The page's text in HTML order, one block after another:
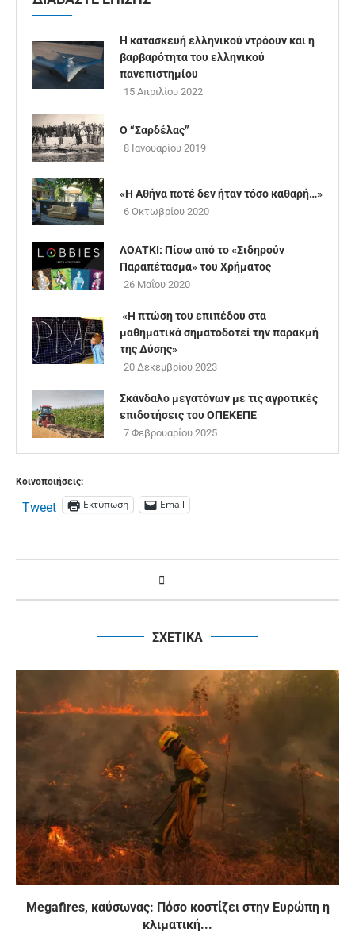
Η κατασκευή ελληνικού ντρόουν και η
βαρβαρότητα του ελληνικού
πανεπιστημίου
15 Απριλίου 2022
Ο “Σαρδέλας”
8 Ιανουαρίου 2019
«Η Αθήνα ποτέ δεν ήταν τόσο καθαρή…»
6 Οκτωβρίου 2020
ΛΟΑΤΚΙ: Πίσω από το «Σιδηρούν
Παραπέτασμα» του Χρήματος
26 Μαΐου 2020
«Η πτώση του επιπέδου στα
μαθηματικά σηματοδοτεί την παρακμή
της Δύσης»
20 Δεκεμβρίου 2023
Σκάνδαλο μεγατόνων με τις αγροτικές
επιδοτήσεις του ΟΠΕΚΕΠΕ
7 Φεβρουαρίου 2025
Κοινοποιήσεις:
Tweet Εκτύπωση Email
ΣΧΕΤΙΚΑ
Megafires, καύσωνας: Πόσο κοστίζει στην Ευρώπη η
κλιματική...